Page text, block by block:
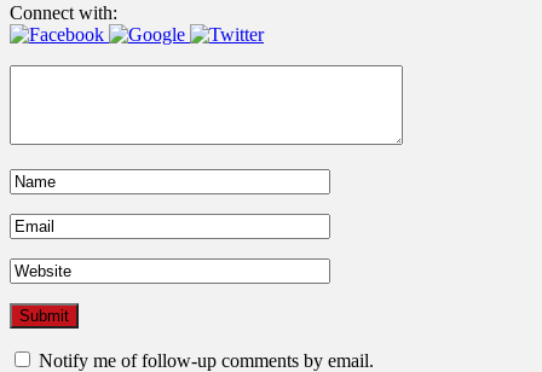
Connect with:
Notify me of follow-up comments by email.